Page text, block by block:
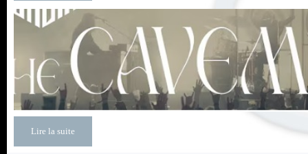
Lire la suite